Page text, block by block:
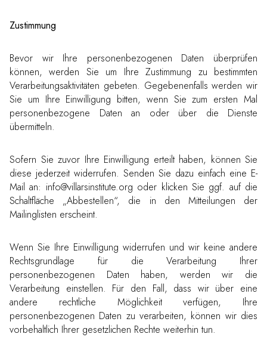
Zustimmung
Bevor wir Ihre personenbezogenen Daten überprüfen
können, werden Sie um Ihre Zustimmung zu bestimmten
Verarbeitungsaktivitäten gebeten. Gegebenenfalls werden wir
Sie um Ihre Einwilligung bitten, wenn Sie zum ersten Mal
personenbezogene Daten an oder über die Dienste
übermitteln.
Sofern Sie zuvor Ihre Einwilligung erteilt haben, können Sie
diese jederzeit widerrufen. Senden Sie dazu einfach eine E-
Mail an: info@villarsinstitute.org oder klicken Sie ggf. auf die
Schaltfläche „Abbestellen“, die in den Mitteilungen der
Mailinglisten erscheint.
Wenn Sie Ihre Einwilligung widerrufen und wir keine andere
Rechtsgrundlage für die Verarbeitung Ihrer
personenbezogenen Daten haben, werden wir die
Verarbeitung einstellen. Für den Fall, dass wir über eine
andere rechtliche Möglichkeit verfügen, Ihre
personenbezogenen Daten zu verarbeiten, können wir dies
vorbehaltlich Ihrer gesetzlichen Rechte weiterhin tun.